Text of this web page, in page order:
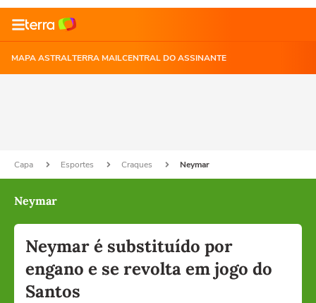
MAPA ASTRALTERRA MAILCENTRAL DO ASSINANTE
Capa Esportes Craques Neymar
Neymar
Neymar é substituído por
engano e se revolta em jogo do
Santos